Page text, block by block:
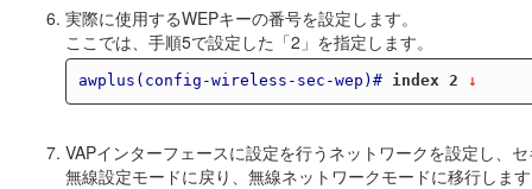
実際に使用するWEPキーの番号を設定します。
ここでは、手順5で設定した「2」を指定します。
awplus(config-wireless-sec-wep)# index 2 ↓
VAPインターフェースに設定を行うネットワークを設定し、
無線設定モードに戻り、無線ネットワークモードに移行しま